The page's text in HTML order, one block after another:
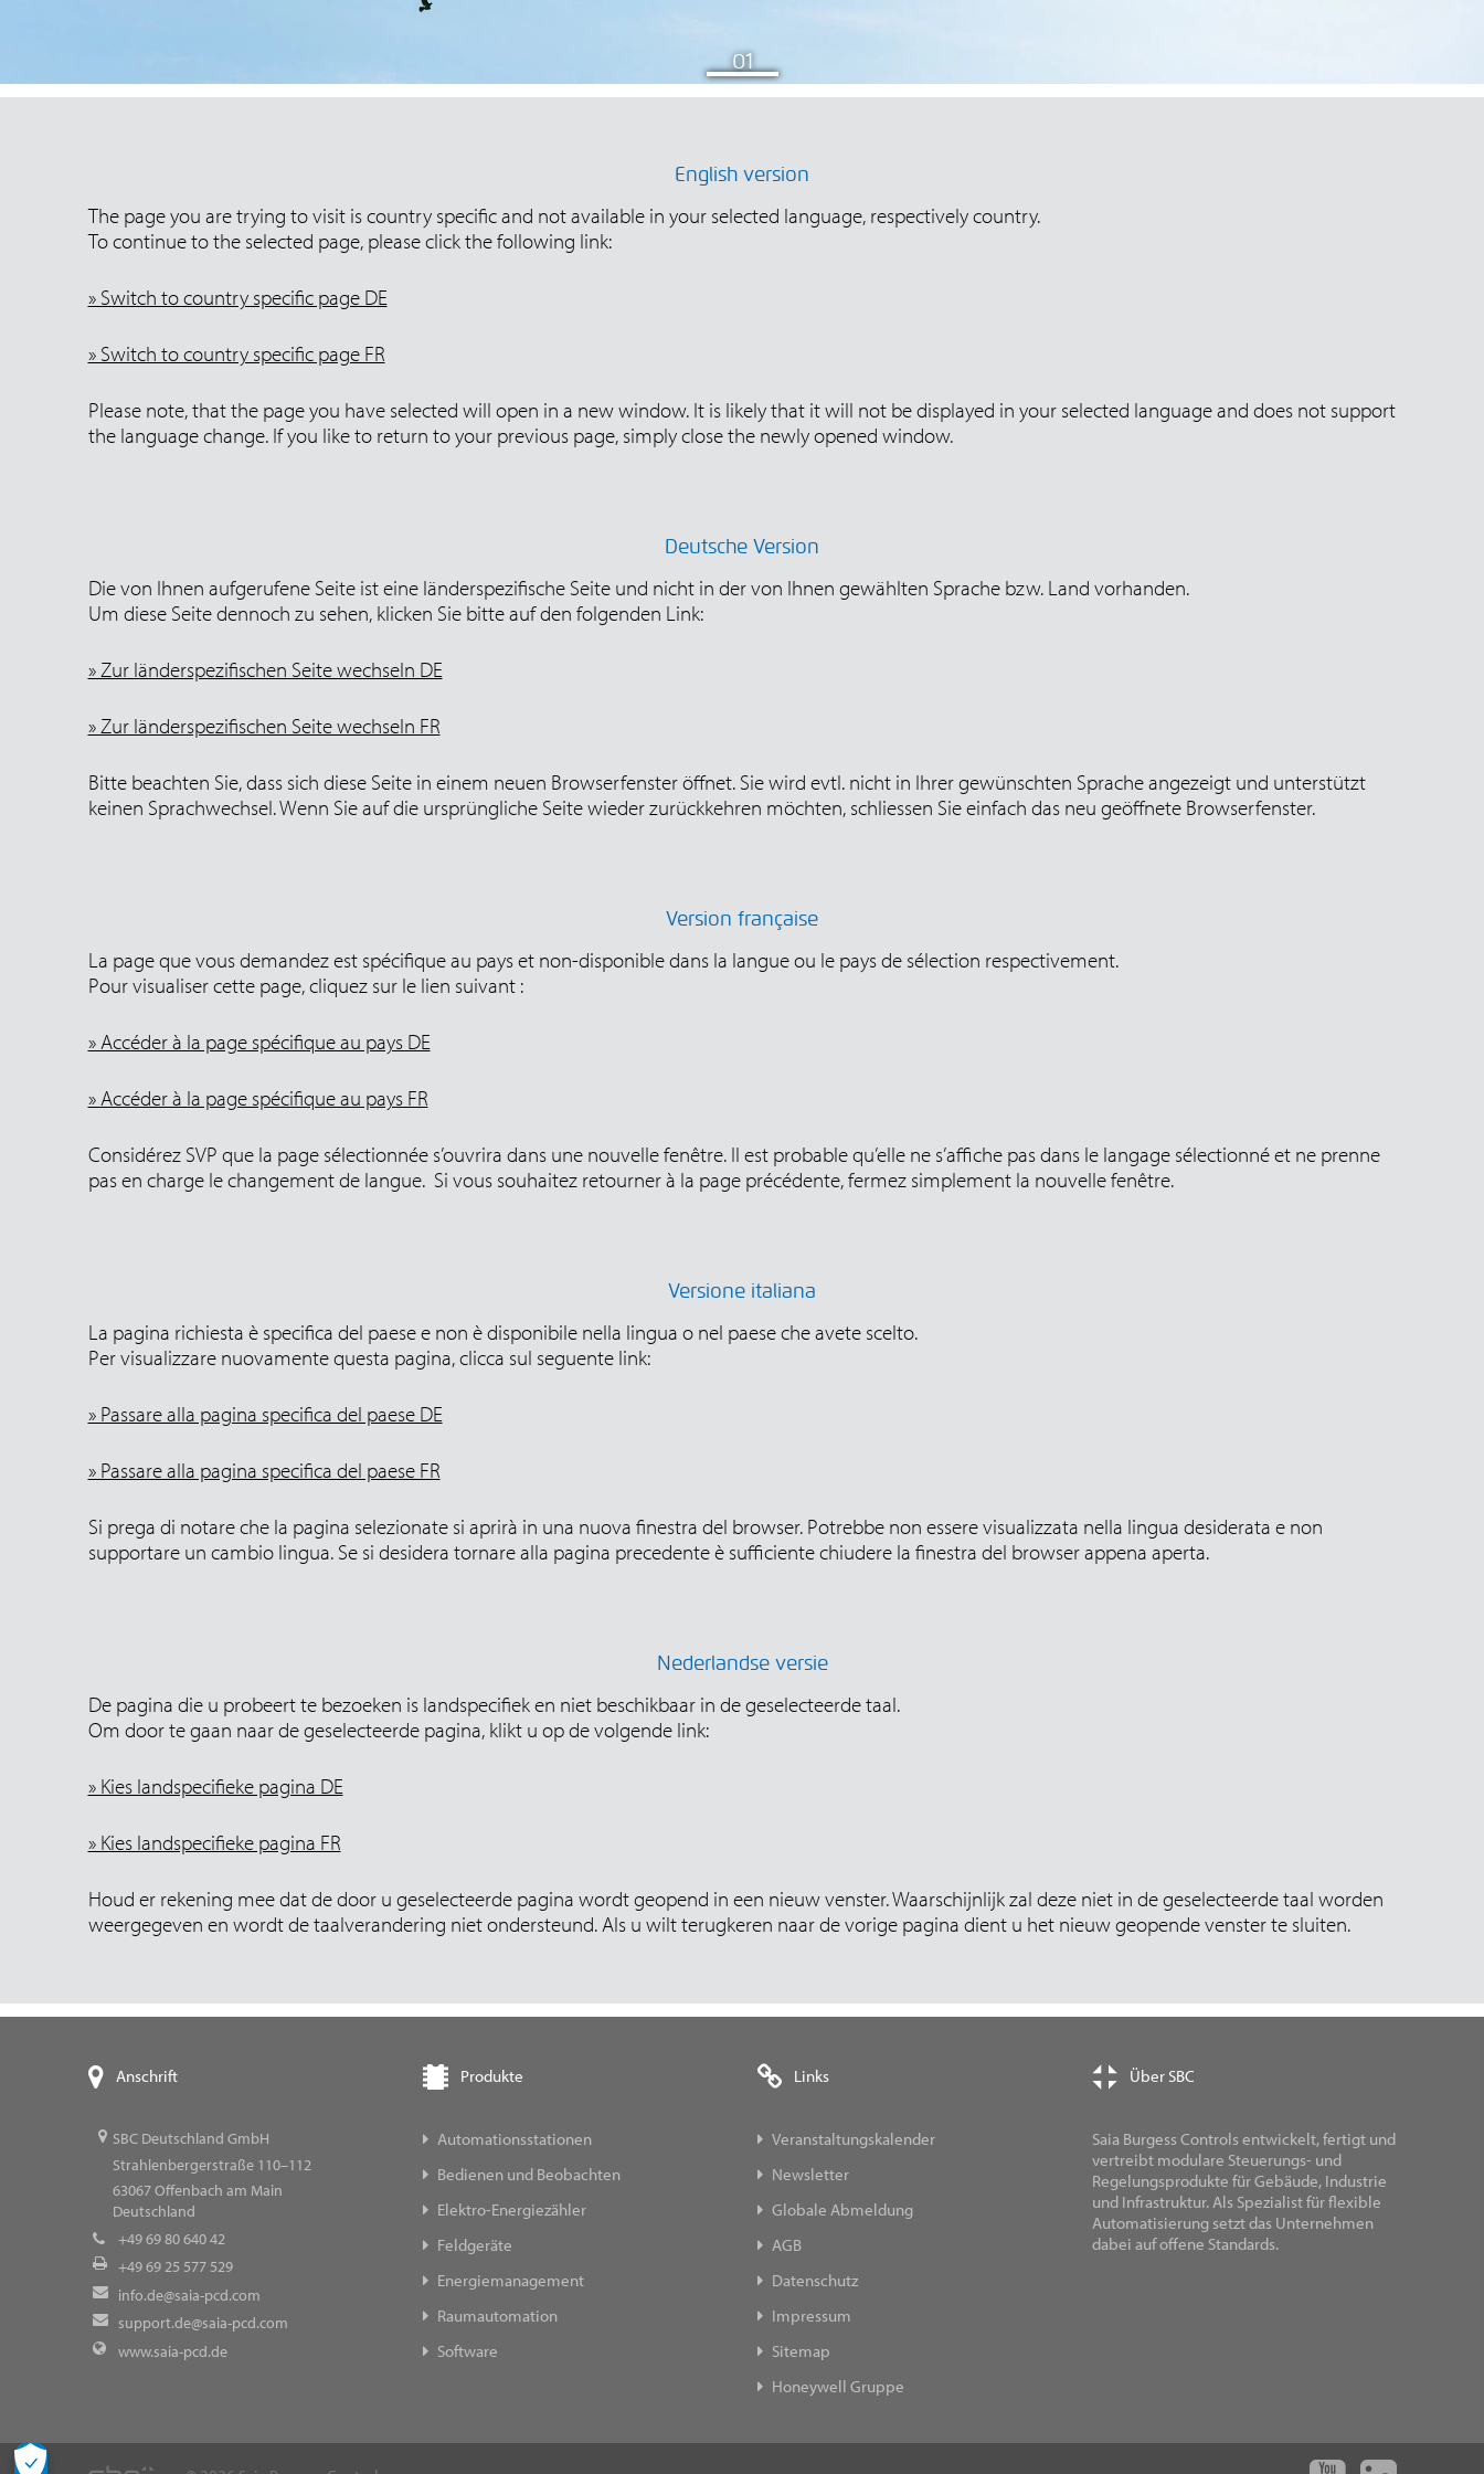
English version
The page you are trying to visit is country specific and not available in your selected language, respectively country.
To continue to the selected page, please click the following link:
» Switch to country specific page DE
» Switch to country specific page FR
Please note, that the page you have selected will open in a new window. It is likely that it will not be displayed in your selected language and does not support
the language change. If you like to return to your previous page, simply close the newly opened window.
Deutsche Version
Die von Ihnen aufgerufene Seite ist eine länderspezifische Seite und nicht in der von Ihnen gewählten Sprache bzw. Land vorhanden.
Um diese Seite dennoch zu sehen, klicken Sie bitte auf den folgenden Link:
» Zur länderspezifischen Seite wechseln DE
» Zur länderspezifischen Seite wechseln FR
Bitte beachten Sie, dass sich diese Seite in einem neuen Browserfenster öffnet. Sie wird evtl. nicht in Ihrer gewünschten Sprache angezeigt und unterstützt
keinen Sprachwechsel. Wenn Sie auf die ursprüngliche Seite wieder zurückkehren möchten, schliessen Sie einfach das neu geöffnete Browserfenster.
Version française
La page que vous demandez est spécifique au pays et non-disponible dans la langue ou le pays de sélection respectivement.
Pour visualiser cette page, cliquez sur le lien suivant :
» Accéder à la page spécifique au pays DE
» Accéder à la page spécifique au pays FR
Considérez SVP que la page sélectionnée s’ouvrira dans une nouvelle fenêtre. Il est probable qu’elle ne s’affiche pas dans le langage sélectionné et ne prenne
pas en charge le changement de langue. Si vous souhaitez retourner à la page précédente, fermez simplement la nouvelle fenêtre.
Versione italiana
La pagina richiesta è specifica del paese e non è disponibile nella lingua o nel paese che avete scelto.
Per visualizzare nuovamente questa pagina, clicca sul seguente link:
» Passare alla pagina specifica del paese DE
» Passare alla pagina specifica del paese FR
Si prega di notare che la pagina selezionate si aprirà in una nuova finestra del browser. Potrebbe non essere visualizzata nella lingua desiderata e non
supportare un cambio lingua. Se si desidera tornare alla pagina precedente è sufficiente chiudere la finestra del browser appena aperta.
Nederlandse versie
De pagina die u probeert te bezoeken is landspecifiek en niet beschikbaar in de geselecteerde taal.
Om door te gaan naar de geselecteerde pagina, klikt u op de volgende link:
» Kies landspecifieke pagina DE
» Kies landspecifieke pagina FR
Houd er rekening mee dat de door u geselecteerde pagina wordt geopend in een nieuw venster. Waarschijnlijk zal deze niet in de geselecteerde taal worden
weergegeven en wordt de taalverandering niet ondersteund. Als u wilt terugkeren naar de vorige pagina dient u het nieuw geopende venster te sluiten.
Anschrift
SBC Deutschland GmbH
Strahlenbergerstraße 110–112
63067Offenbach am Main
Deutschland
+49 69 80 640 42
+49 69 25 577 529
info.de@saia-pcd.com
support.de@saia-pcd.com
www.saia-pcd.de
Produkte
Automationsstationen
Bedienen und Beobachten
Elektro-Energiezähler
Feldgeräte
Energiemanagement
Raumautomation
Software
Links
Veranstaltungskalender
Newsletter
Globale Abmeldung
AGB
Datenschutz
Impressum
Sitemap
Honeywell Gruppe
Über SBC
Saia Burgess Controls entwickelt, fertigt und
vertreibt modulare Steuerungs- und
Regelungsprodukte für Gebäude, Industrie
und Infrastruktur. Als Spezialist für flexible
Automatisierung setzt das Unternehmen
dabei auf offene Standards.